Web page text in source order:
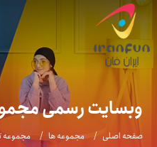
وبسایت رسمی
صفحه اصلی مجموعه ها مجموعه